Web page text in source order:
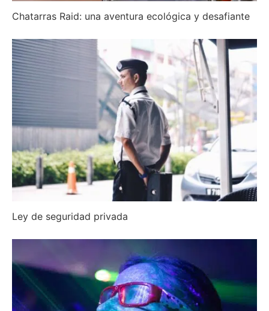
Chatarras Raid: una aventura ecológica y desafiante
Ley de seguridad privada